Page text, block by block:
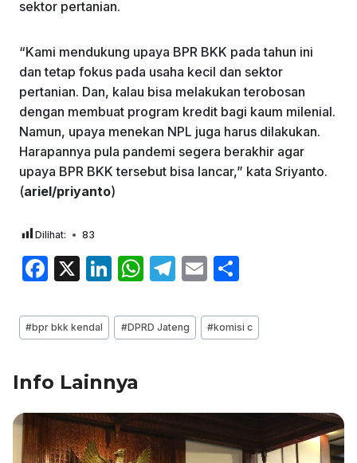
sektor pertanian.
“Kami mendukung upaya BPR BKK pada tahun ini
dan tetap fokus pada usaha kecil dan sektor
pertanian. Dan, kalau bisa melakukan terobosan
dengan membuat program kredit bagi kaum milenial.
Namun, upaya menekan NPL juga harus dilakukan.
Harapannya pula pandemi segera berakhir agar
upaya BPR BKK tersebut bisa lancar,” kata Sriyanto.
(ariel/priyanto)
Dilihat: 83
F
c
e
b
o
o
k
X
Li
k
e
n
W
at
s
p
T
e
gr
E
ai
l
ar
e
Post
Tags:
#bpr bkk kendal #DPRD Jateng #komisi c
Info Lainnya